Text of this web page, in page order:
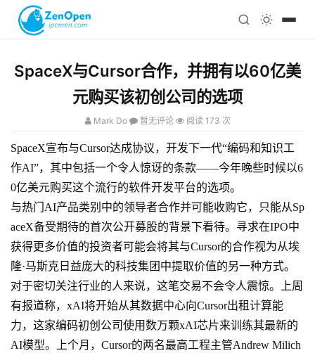
科技
心理
注册
SpaceX与Cursor合作，并拥有以60亿美
元购买该初创公司的选项
Mark Do 暂无评论 阅读 173 次
SpaceX宣布与Cursor达成协议，开发下一代“编码和知识工
作AI”，其中包括一个令人惊讶的条款——今年晚些时候以6
0亿美元购买这个流行的软件开发平台的选项。
与热门AI产品类别中的领导者合作并可能收购它，只能从Sp
aceX备受期待的首次公开募股的背景下看待。寻求在IPO中
获得更多价值的投资者可能会将其与Cursor的合作视为从埃
隆·马斯克日益庞大的科技集团中提取价值的另一种方式。
对于密切关注行业的人来说，这笔交易不会令人震惊。上周
有报道称，xAI将开始从其数据中心向Cursor出租计算能
力，这家编码初创公司使用数万颗xAI芯片来训练其最新的
AI模型。上个月，Cursor的两名最高工程主管Andrew Milich